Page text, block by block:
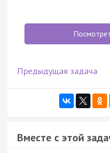
Предыдущая задача
Вместе с этой